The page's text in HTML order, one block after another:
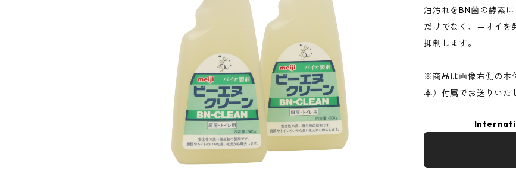
油汚れをBN菌の酵素
だけでなく、ニオイを
抑制します。
※商品は画像右側の本
本）付属でお送りいた